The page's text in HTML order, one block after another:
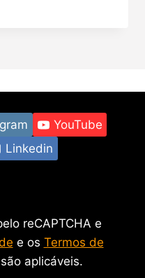
YouTube
Linkedin
reCAPTCHA e
e os Termos de
aplicáveis.